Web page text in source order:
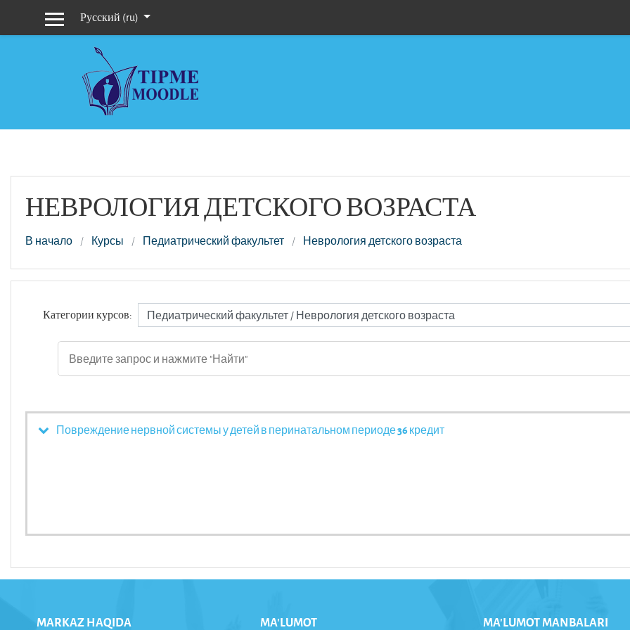
Боковая панель
Русский ‎(ru)‎
НЕВРОЛОГИЯ ДЕТСКОГО ВОЗРАСТА
В начало Курсы Педиатрический факультет Неврология детского возраста
Категории курсов:
Повреждение нервной системы у детей в перинатальном периоде 36 кредит
MARKAZ HAQIDA MA'LUMOT MA'LUMOT MANBALARI